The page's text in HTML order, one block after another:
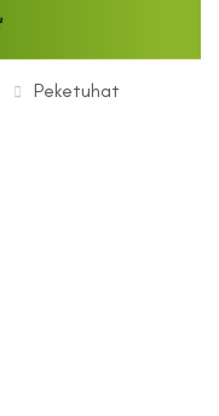
Peketuhat